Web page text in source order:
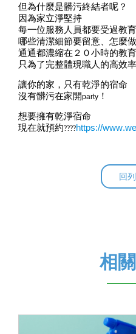
但為什麼是髒污終結者呢？
因為家立淨堅持
每一位服務人員都要受過教
哪些清潔細節要留意、怎麼
通通都濃縮在２０小時的教
只為了完整體現職人的高效率
讓你的家，只有乾淨的宿命
沒有髒污在家開party ！
想要擁有乾淨宿命
現在就預約????https://
回
相